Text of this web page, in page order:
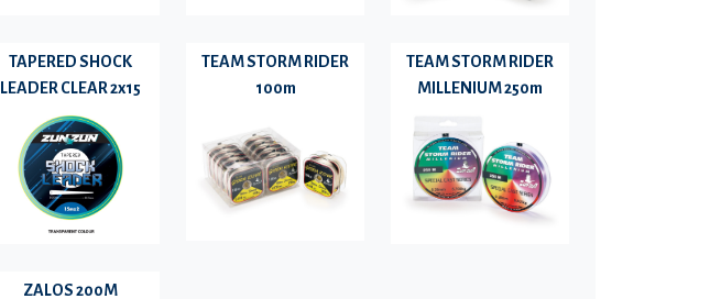
TAPERED SHOCK
LEADER CLEAR 2x15
TEAM STORM RIDER
100m
TEAM STORM RIDER
MILLENIUM 250m
ZALOS 200M